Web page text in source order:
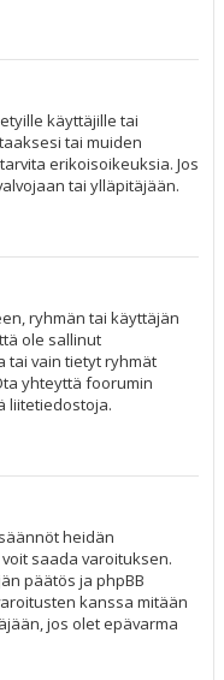
käyttäjille tai
tai muiden
erikoisoikeuksia. Jos
tai ylläpitäjään.
ryhmän tai käyttäjän
ole sallinut
tai vain tietyt ryhmät
yhteyttä foorumin
liitetiedostoja.
heidän
saada varoituksen.
päätös ja phpBB
kanssa mitään
jos olet epävarma